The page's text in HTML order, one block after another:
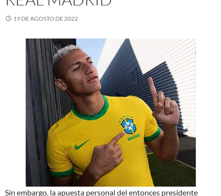
19 DE AGOSTO DE 2022
Sin embargo, la apuesta personal del entonces presidente